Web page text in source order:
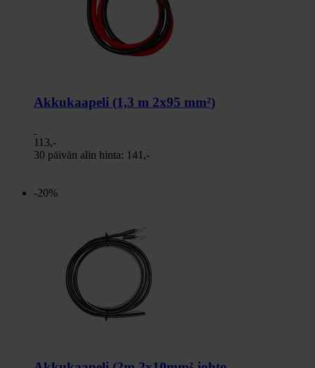
Akkukaapeli (1,3 m 2x95 mm²)
113,-
30 päivän alin hinta: 141,-
-20%